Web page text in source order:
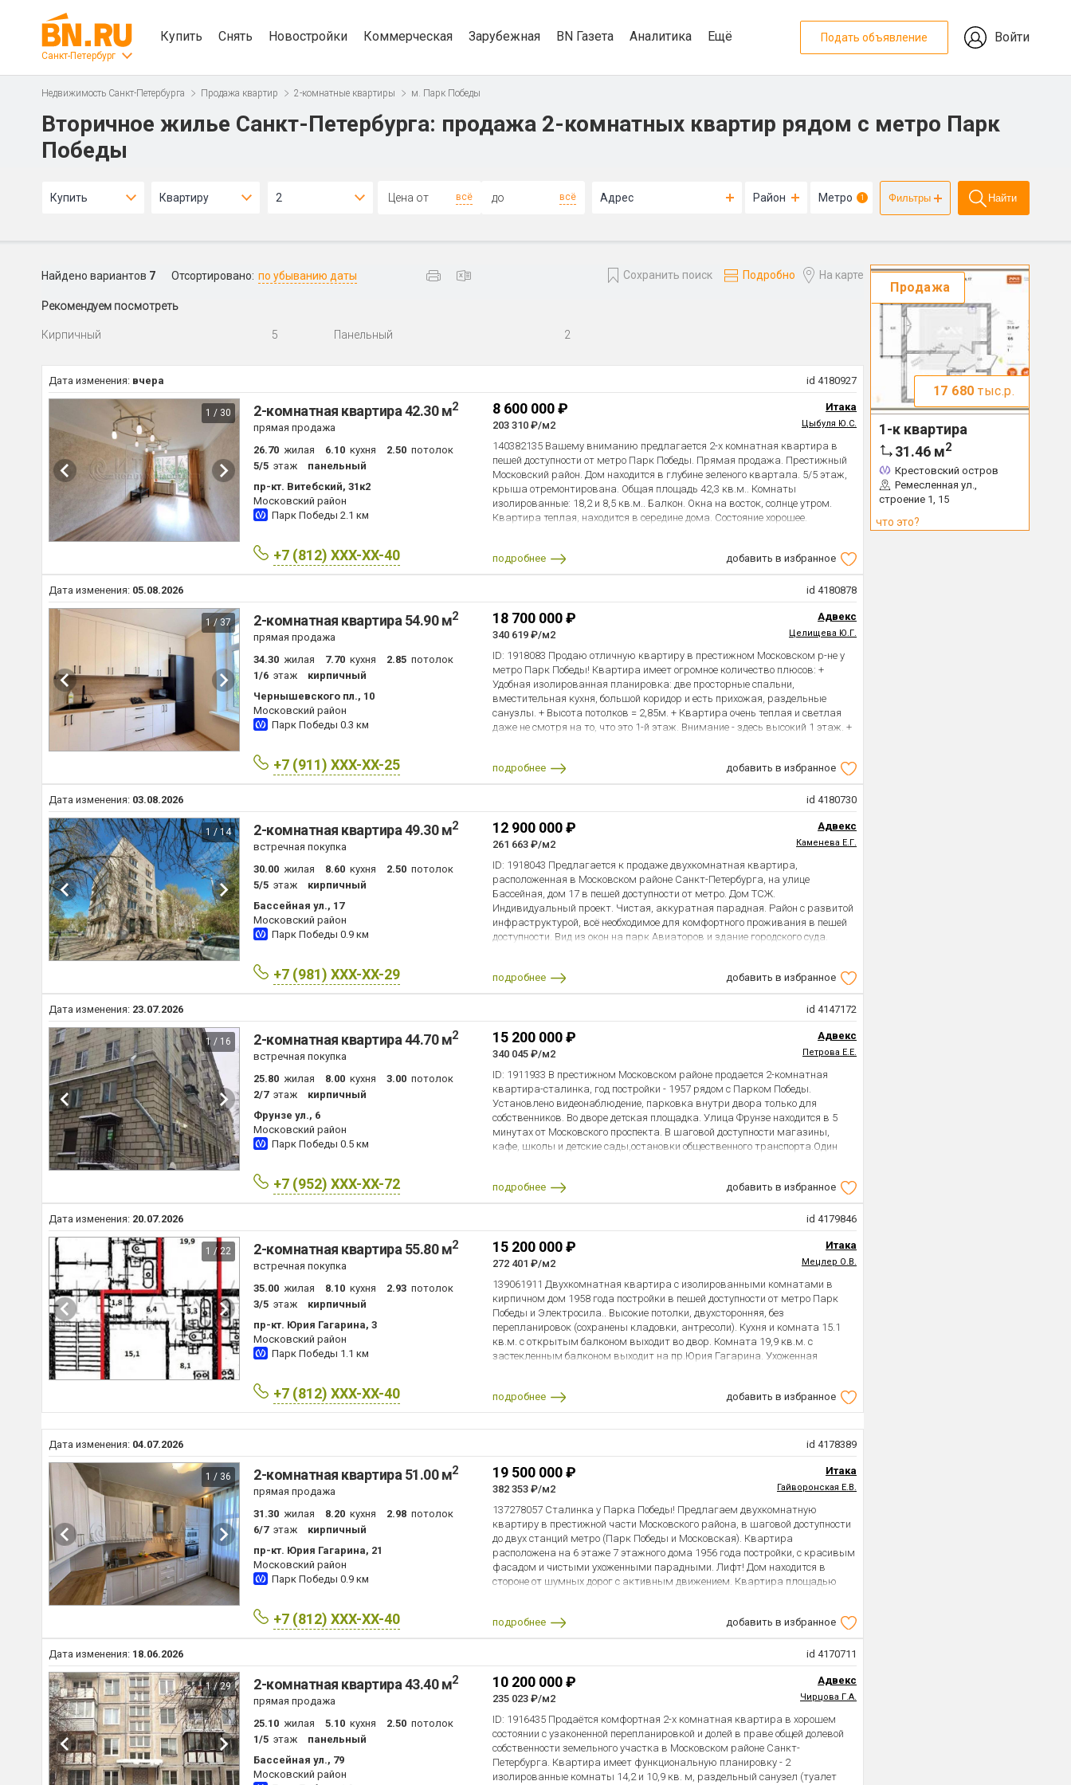
Санкт-Петербург
Купить Снять Новостройки Коммерческая Зарубежная BN Газета Аналитика Ещё Подать объявление Войти
Недвижимость Санкт-Петербурга Продажа квартир 2-комнатные квартиры м. Парк Победы
Вторичное жилье Санкт-Петербурга: продажа 2-комнатных квартир рядом с метро Парк
Победы
Купить Квартиру 2 всё всё Адрес Район Метро 1 Фильтры Найти
Найдено вариантов 7 Отсортировано: по убыванию даты Сохранить поиск Подробно На карте
Рекомендуем посмотреть
Кирпичный 5 Панельный 2
Дата изменения: вчера id 4180927
1 / 30 2-комнатная квартира 42.30 м2
прямая продажа
26.70 жилая 6.10 кухня 2.50 потолок
5/5 этаж
панельный
пр-кт. Витебский, 31к2
Московский район
Парк Победы 2.1 км
+7 (812) XXX-XX-40
8 600 000 ₽
203 310 ₽/м2
Итака
Цыбуля Ю.С.
140382135 Вашему вниманию предлагается 2-х комнатная квартира в
пешей доступности от метро Парк Победы. Прямая продажа. Престижный
Московский район. Дом находится в глубине зеленого квартала. 5/5 этаж,
крыша отремонтирована. Общая площадь 42,3 кв.м.. Комнаты
изолированные: 18,2 и 8,5 кв.м.. Балкон. Окна на восток, солнце утром.
Квартира теплая, находится в середине дома. Состояние хорошее.
фурнитурой. Мебель и техника остается. Кухня 6,1 кв.м., газовый духовой
шкаф Electrolux, газовая панель на 4 конфорки, вытяжка с подсветкой.
Качественная сантехника, стиральная машина Electrolux с вертикальной
загрузкой. Парадная после ремонта, ухоженная придомовая территория. У
дома 2 детских сада и 2 школы (не нужно переходить улицу), поликлиника.
Рядом Московский парк Победы, исторический центр «Россия - моя
современными площадками для развлечения и отдыха, футбольным
полем и скейт-парком, две новые оборудованные площадки для тренировки
и выгула собак. До КАД и ЗСД 15 минут. Один взрослый собственник, без
обременений, никто не прописан, собственность более 20 лет. Ипотека
возможна
подробнее добавить в избранное
Дата изменения: 05.08.2026 id 4180878
1 / 37 2-комнатная квартира 54.90 м2
прямая продажа
34.30 жилая 7.70 кухня 2.85 потолок
1/6 этаж
кирпичный
Чернышевского пл., 10
Московский район
Парк Победы 0.3 км
+7 (911) XXX-XX-25
18 700 000 ₽
340 619 ₽/м2
Адвекс
Целищева Ю.Г.
ID: 1918083 Продаю отличную квартиру в престижном Московском р-не у
метро Парк Победы! Квартира имеет огромное количество плюсов: +
Удобная изолированная планировка: две просторные спальни,
вместительная кухня, большой коридор и есть прихожая, раздельные
санузлы. + Высота потолков = 2,85м. + Квартира очень теплая и светлая
даже не смотря на то, что это 1-й этаж. Внимание - здесь высокий 1 этаж. +
сталинской постройки - а это значит, что минимальная слышимость
соседей и всегда тепло. + Зеленый ухоженный двор. Есть детская площадка,
скамейки, аллеи. Всегда есть места для парковки. + Мега удачная
локация: рядом множество магазинов, учебных заведений, кафе и
ресторанов. В пешей доступности - Московский проспект со всей его богатой
инфраструктурой. + Удобная транспортная доступность: до метро Парк
аэропорта 10-15 минут на автомобиле. До центра города 25 минут
общественным транспортом. + 1 взрослый собственник. Документы готовы
к продаже. Показываем по предварительной договоренности. Интересно?
Звоните!
подробнее добавить в избранное
Дата изменения: 03.08.2026 id 4180730
1 / 14 2-комнатная квартира 49.30 м2
встречная покупка
30.00 жилая 8.60 кухня 2.50 потолок
5/5 этаж
кирпичный
Бассейная ул., 17
Московский район
Парк Победы 0.9 км
+7 (981) XXX-XX-29
12 900 000 ₽
261 663 ₽/м2
Адвекс
Каменева Е.Г.
ID: 1918043 Предлагается к продаже двухкомнатная квартира,
расположенная в Московском районе Санкт-Петербурга, на улице
Бассейная, дом 17 в пешей доступности от метро. Дом ТСЖ.
Индивидуальный проект. Чистая, аккуратная парадная. Район с развитой
инфраструктурой, всё необходимое для комфортного проживания в пешей
доступности. Вид из окон на парк Авиаторов и здание городского суда.
подробнее добавить в избранное
Дата изменения: 23.07.2026 id 4147172
1 / 16 2-комнатная квартира 44.70 м2
встречная покупка
25.80 жилая 8.00 кухня 3.00 потолок
2/7 этаж
кирпичный
Фрунзе ул., 6
Московский район
Парк Победы 0.5 км
+7 (952) XXX-XX-72
15 200 000 ₽
340 045 ₽/м2
Адвекс
Петрова Е.Е.
ID: 1911933 В престижном Московском районе продается 2-комнатная
квартира-сталинка, год постройки - 1957 рядом с Парком Победы.
Установлено видеонаблюдение, парковка внутри двора только для
собственников. Во дворе детская площадка. Улица Фрунзе находится в 5
минутах от Московского проспекта. В шаговой доступности магазины,
кафе, школы и детские сады,остановки общественного транспорта.Один
любое время.
подробнее добавить в избранное
Дата изменения: 20.07.2026 id 4179846
1 / 22 2-комнатная квартира 55.80 м2
встречная покупка
35.00 жилая 8.10 кухня 2.93 потолок
3/5 этаж
кирпичный
пр-кт. Юрия Гагарина, 3
Московский район
Парк Победы 1.1 км
+7 (812) XXX-XX-40
15 200 000 ₽
272 401 ₽/м2
Итака
Мецлер О.В.
139061911 Двухкомнатная квартира с изолированными комнатами в
кирпичном дом 1958 года постройки в пешей доступности от метро Парк
Победы и Электросила.. Высокие потолки, двухсторонняя, без
перепланировок (сохранены кладовки, антресоли). Кухня и комната 15.1
кв.м. с открытым балконом выходит во двор. Комната 19,9 кв.м. с
застекленным балконом выходит на пр.Юрия Гагарина. Ухоженная
инфраструктура. Один взрослый собственник, владеет с 2017 года, никто
не зарегистрирован. Показы по договоренности.
подробнее добавить в избранное
Дата изменения: 04.07.2026 id 4178389
1 / 36 2-комнатная квартира 51.00 м2
прямая продажа
31.30 жилая 8.20 кухня 2.98 потолок
6/7 этаж
кирпичный
пр-кт. Юрия Гагарина, 21
Московский район
Парк Победы 0.9 км
+7 (812) XXX-XX-40
19 500 000 ₽
382 353 ₽/м2
Итака
Гайворонская Е.В.
137278057 Сталинка у Парка Победы! Предлагаем двухкомнатную
квартиру в престижной части Московского района, в шаговой доступности
до двух станций метро (Парк Победы и Московская). Квартира
расположена на 6 этаже 7 этажного дома 1956 года постройки, с красивым
фасадом и чистыми ухоженными парадными. Лифт! Дом находится в
стороне от шумных дорог с активным движением. Квартира площадью
18,7 м кв. с выходом на балкон и 12,6 м.кв., кухня 8,2 м.кв, совмещенный
санузел, установлена ванна; высота помещений 2.98 м. Квартира с
качественным, продуманным до мелочей ремонтом, укомплектована
необходимой мебелью и техникой. Для комфортной жизни установлен
кондиционер. Организовано большое количество мест хранения. Нет
проблем с парковкой, по периметру дома и во дворе всегда можно найти
также Чесменский собор и сквер, СКА Арена, ТЦ Питер Радуга, престижные
школы Московского района (гимназия 524, лицей 366). Рядом есть все
необходимое для комфортной жизни. В квартире никто не проживает и нет
зарегистрированных лиц. Приобретена по ДКП в 2022 году, есть остаток по
ипотеке. Просрочек не было! Один взрослый собственник, на сделке будет
подробнее добавить в избранное
Дата изменения: 18.06.2026 id 4170711
1 / 29 2-комнатная квартира 43.40 м2
прямая продажа
25.10 жилая 5.10 кухня 2.50 потолок
1/5 этаж
панельный
Бассейная ул., 79
Московский район
10 200 000 ₽
235 023 ₽/м2
Адвекс
Чирцова Г.А.
ID: 1916435 Продаётся комфортная 2-х комнатная квартира в хорошем
состоянии с узаконенной перепланировкой и долей в праве общей долевой
собственности земельного участка в Московском районе Санкт-
Петербурга. Квартира имеет функциональную планировку - 2
изолированные комнаты 14,2 и 10,9 кв. м, раздельный санузел (туалет
Продажа
17 680 тыс.р.
1-к квартира
31.46 м2
Крестовский остров
Ремесленная ул.,
строение 1, 15
что это?